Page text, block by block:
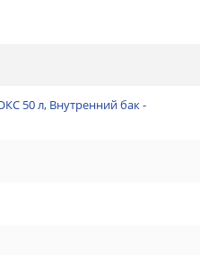
50 л, Внутренний бак -